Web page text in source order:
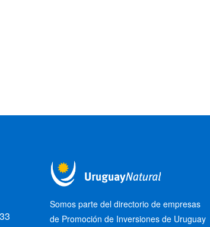
Somos parte del directorio de empresas
de Promoción de Inversiones de Uruguay